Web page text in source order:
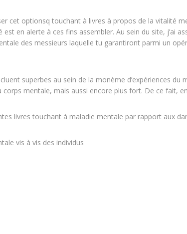
cet optionsq touchant à livres à propos de la vitalité
en alerte à ces fins assembler. Au sein du site, j’ai
des messieurs laquelle tu garantiront parmi un
superbes au sein de la monème d’expériences du
mentale, mais aussi encore plus fort. De ce fait,
livres touchant à maladie mentale par rapport aux
vis à vis des individus